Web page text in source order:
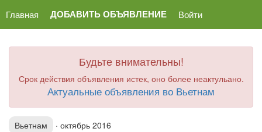
Главная ДОБАВИТЬ ОБЪЯВЛЕНИЕ Войти
Будьте внимательны!
Срок действия объявления истек, оно более неактульано.
Актуальные объявления во Вьетнам
Вьетнам · октябрь 2016